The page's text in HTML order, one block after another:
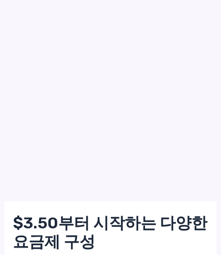
$3.50부터 시작하는 다양한
요금제 구성